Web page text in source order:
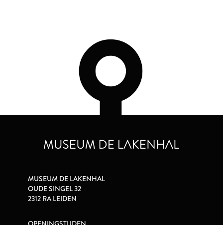
MUSEUM DE LAKENHAL
OUDE SINGEL 32
2312 RA LEIDEN